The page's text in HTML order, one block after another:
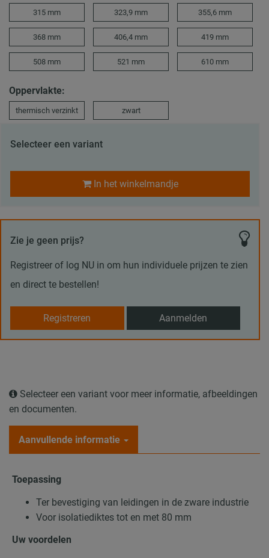
315 mm 323,9 mm 355,6 mm
368 mm 406,4 mm 419 mm
508 mm 521 mm 610 mm
Oppervlakte:
thermisch verzinkt zwart
Selecteer een variant
In het winkelmandje
Zie je geen prijs?
Registreer of log NU in om hun individuele prijzen te zien
en direct te bestellen!
Registreren Aanmelden
Selecteer een variant voor meer informatie, afbeeldingen
en documenten.
Aanvullende informatie
Toepassing
Ter bevestiging van leidingen in de zware industrie
Voor isolatiediktes tot en met 80 mm
Uw voordelen